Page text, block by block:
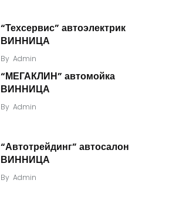
“Техсервис” автоэлектрик
ВИННИЦА
By Admin
“МЕГАКЛИН” автомойка
ВИННИЦА
By Admin
“Автотрейдинг” автосалон
ВИННИЦА
By Admin